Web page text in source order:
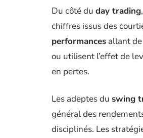
Du côté du day trading
chiffres issus des
performances allant
ou utilisent l’effet de
en pertes.
Les adeptes du swing
général des
disciplinés. Les